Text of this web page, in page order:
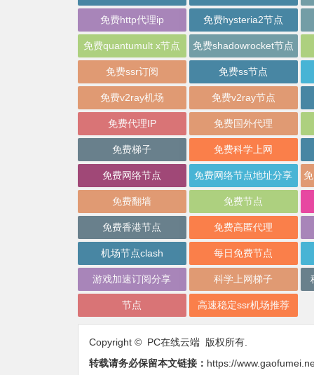
免费http代理ip 免费hysteria2节点
免费quantumult x节点 免费shadowrocket节点
免费ssr订阅 免费ss节点
免费v2ray机场 免费v2ray节点
免费代理IP 免费国外代理
免费梯子 免费科学上网
免费网络节点 免费网络节点地址分享
免费翻墙 免费节点
免费香港节点 免费高匿代理
机场节点clash 每日免费节点
游戏加速订阅分享 科学上网梯子
节点 高速稳定ssr机场推荐
Copyright © PC在线云端 版权所有.
转载请务必保留本文链接： https://